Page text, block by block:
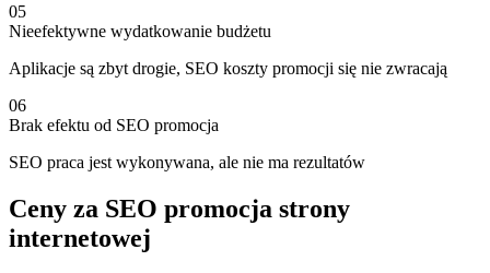
05
Nieefektywne wydatkowanie budżetu
Aplikacje są zbyt drogie, SEO koszty promocji się nie zwracają
06
Brak efektu od SEO promocja
SEO praca jest wykonywana, ale nie ma rezultatów
Ceny za SEO promocja strony
internetowej